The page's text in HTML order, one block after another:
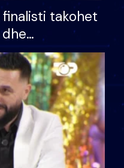
takohet
ndonjë letër